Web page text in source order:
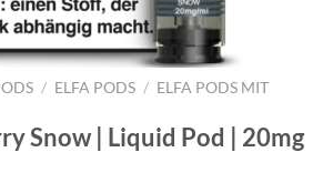
/ ELFA PODS / ELFA PODS MIT
Snow | Liquid Pod | 20mg